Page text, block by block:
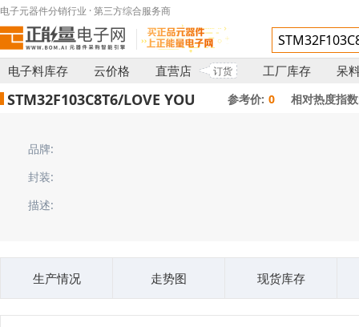
电子元器件分销行业 · 第三方综合服务商
电子料库存 云价格 直营店 订货 工厂库存 呆
STM32F103C8T6/LOVE YOU 参考价: 0 相对热度指
品牌:
封装:
描述:
生产情况 走势图 现货库存